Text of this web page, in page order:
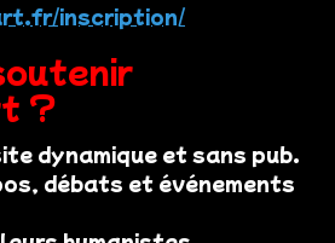
inscription/
?
dynamique et sans pub.
débats et événements